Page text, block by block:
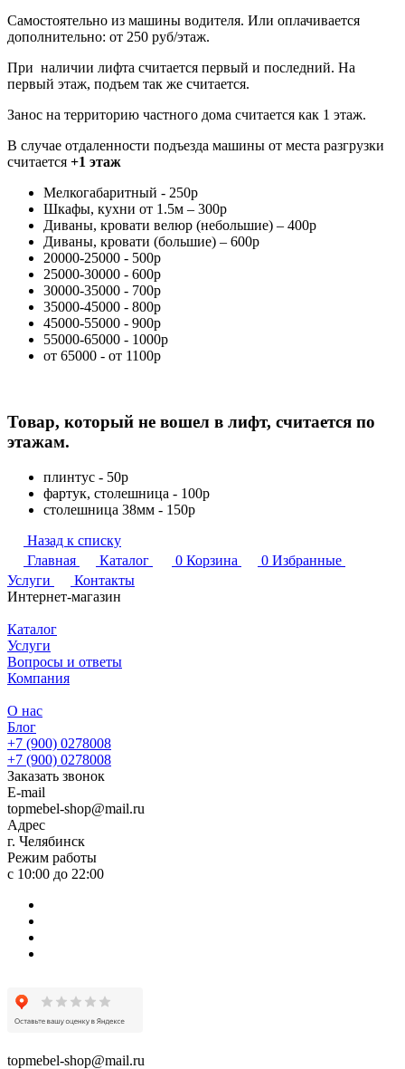
Самостоятельно из машины водителя. Или оплачивается
дополнительно: от 250 руб/этаж.
При наличии лифта считается первый и последний. На
первый этаж, подъем так же считается.
Занос на территорию частного дома считается как 1 этаж.
В случае отдаленности подъезда машины от места разгрузки
считается +1 этаж
Мелкогабаритный - 250р
Шкафы, кухни от 1.5м – 300р
Диваны, кровати велюр (небольшие) – 400р
Диваны, кровати (большие) – 600р
20000-25000 - 500р
25000-30000 - 600р
30000-35000 - 700р
35000-45000 - 800р
45000-55000 - 900р
55000-65000 - 1000р
от 65000 - от 1100р
Товар, который не вошел в лифт, считается по
этажам.
плинтус - 50р
фартук, столешница - 100р
столешница 38мм - 150р
Назад к списку
Главная
Каталог 0 Корзина 0 Избранные
Услуги
Контакты
Интернет-магазин
Каталог
Услуги
Вопросы и ответы
Компания
О нас
Блог
+7 (900) 0278008
+7 (900) 0278008
Заказать звонок
E-mail
topmebel-shop@mail.ru
Адрес
г. Челябинск
Режим работы
с 10:00 до 22:00
topmebel-shop@mail.ru